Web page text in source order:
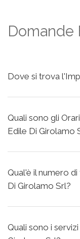
Domande
Dove si trova
Quali sono gli
Edile Di Girolamo
Qual'è il numero
Di Girolamo Srl?
Quali sono i